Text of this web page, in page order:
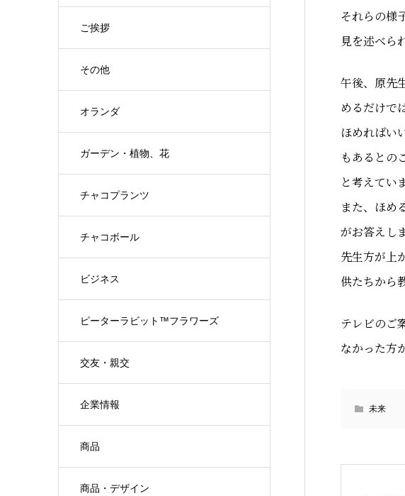
ご挨拶
その他
オランダ
ガーデン・植物、花
チャコプランツ
チャコボール
ビジネス
ピーターラビット™フラワーズ
交友・親交
企業情報
商品
商品・デザイン
それらの様
見を述べら
午後、原先
めるだけで
ほめればい
もあるとの
と考えてい
また、ほめ
がお答えし
先生方が上
供たちから
テレビのご
なかった方
未来